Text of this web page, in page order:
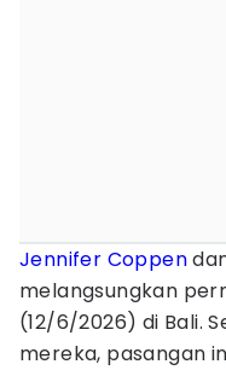
Jennifer Coppen
melangsungkan
(12/6/2026) di Bali.
mereka, pasangan